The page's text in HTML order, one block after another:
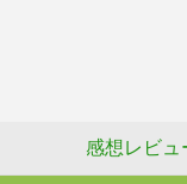
感想レビュ